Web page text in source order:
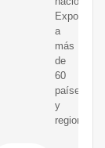
Exportado
a
más
de
60
países
y
regiones.